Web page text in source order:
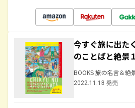
今すぐ旅に出た
のことばと絶景
BOOKS 旅の名言＆絶
2022.11.18 発売